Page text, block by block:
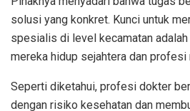
solusi yang konkret. Kunci untuk
spesialis di level kecamatan
mereka hidup sejahtera dan profesi
Seperti diketahui, profesi dokter
dengan risiko kesehatan dan